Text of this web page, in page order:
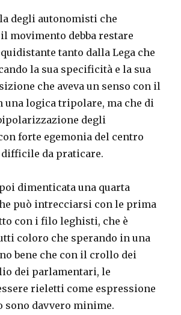
degli autonomisti che
movimento debba restare
tanto dalla Lega che
la sua specificità e la sua
che aveva un senso con il
una logica tripolare, ma che di
degli
forte egemonia del centro
difficile da praticare.
dimenticata una quarta
può intrecciarsi con le prima
con i filo leghisti, che è
coloro che sperando in una
bene che con il crollo dei
dei parlamentari, le
rieletti come espressione
sono davvero minime.